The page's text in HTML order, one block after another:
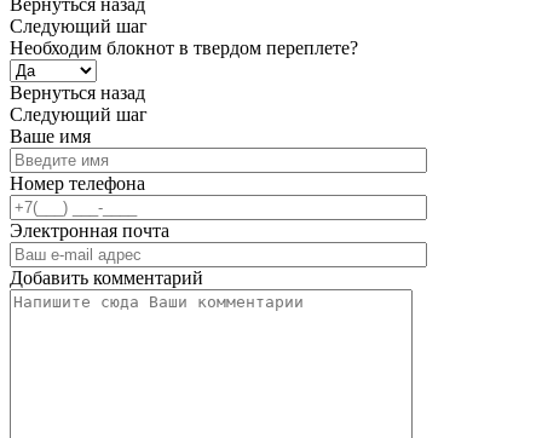
Вернуться назад
Следующий шаг
Необходим блокнот в твердом переплете?
Вернуться назад
Следующий шаг
Ваше имя
Номер телефона
Электронная почта
Добавить комментарий